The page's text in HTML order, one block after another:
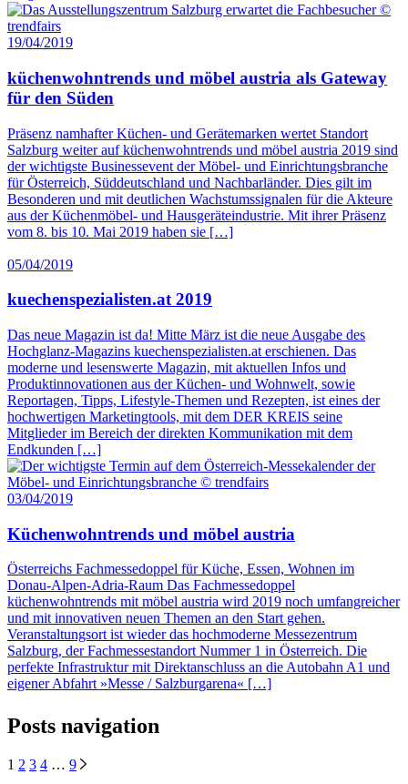
19/04/2019
küchenwohntrends und möbel austria als Gateway
für den Süden
Präsenz namhafter Küchen- und Gerätemarken wertet Standort
Salzburg weiter auf küchenwohntrends und möbel austria 2019 sind
der wichtigste Businessevent der Möbel- und Einrichtungsbranche
für Österreich, Süddeutschland und Nachbarländer. Dies gilt im
Besonderen und mit deutlichen Wachstumssignalen für die Akteure
aus der Küchenmöbel- und Hausgeräteindustrie. Mit ihrer Präsenz
vom 8. bis 10. Mai 2019 haben sie […]
05/04/2019
kuechenspezialisten.at 2019
Das neue Magazin ist da! Mitte März ist die neue Ausgabe des
Hochglanz-Magazins kuechenspezialisten.at erschienen. Das
moderne und lesenswerte Magazin, mit aktuellen Infos und
Produktinnovationen aus der Küchen- und Wohnwelt, sowie
Reportagen, Tipps, Lifestyle-Themen und Rezepten, ist eines der
hochwertigen Marketingtools, mit dem DER KREIS seine
Mitglieder im Bereich der direkten Kommunikation mit dem
Endkunden […]
03/04/2019
Küchenwohntrends und möbel austria
Österreichs Fachmessedoppel für Küche, Essen, Wohnen im
Donau-Alpen-Adria-Raum Das Fachmessedoppel
küchenwohntrends mit möbel austria wird 2019 noch umfangreicher
und mit innovativen neuen Themen an den Start gehen.
Veranstaltungsort ist wieder das hochmoderne Messezentrum
Salzburg, der Fachmessestandort Nummer 1 in Österreich. Die
perfekte Infrastruktur mit Direktanschluss an die Autobahn A1 und
eigener Abfahrt »Messe / Salzburgarena« […]
Posts navigation
1 2 3 4 … 9